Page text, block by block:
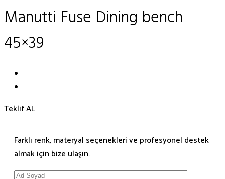
Manutti Fuse Dining bench
45×39
Teklif AL
Farklı renk, materyal seçenekleri ve profesyonel destek
almak için bize ulaşın.